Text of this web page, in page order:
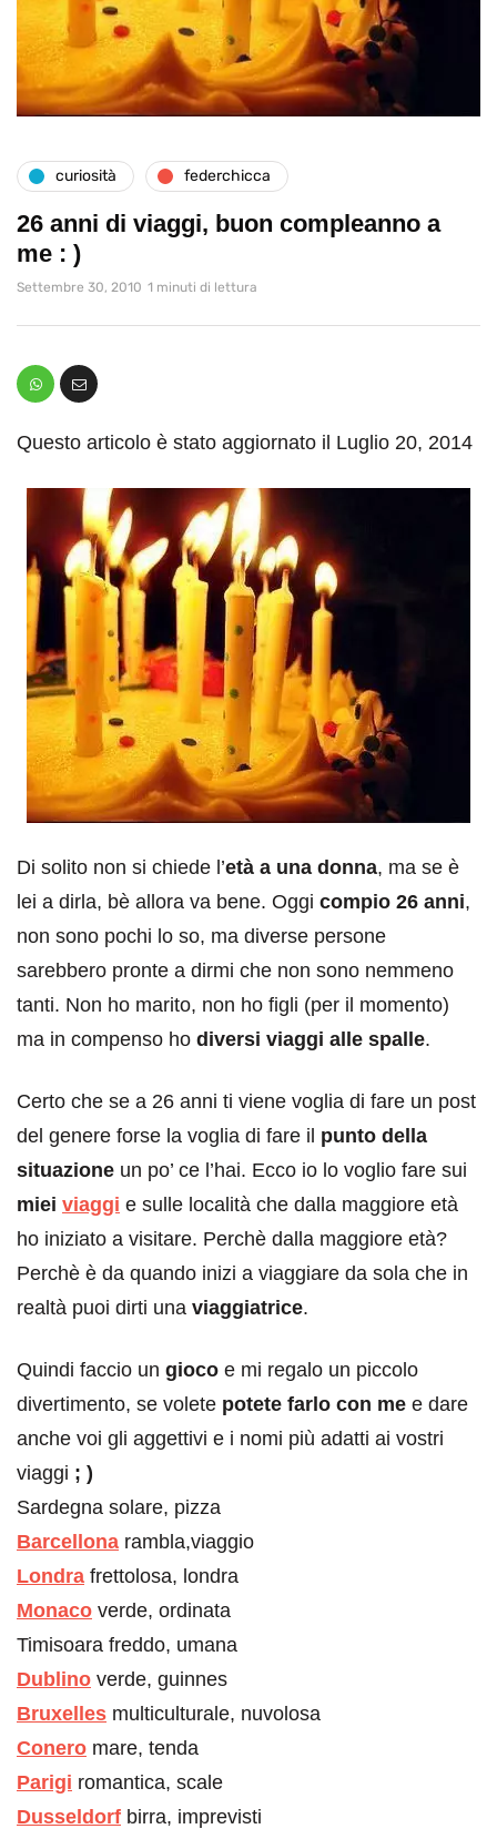
curiosità federchicca
26 anni di viaggi, buon compleanno a
me : )
Settembre 30, 2010 1 minuti di lettura
Questo articolo è stato aggiornato il Luglio 20, 2014
Di solito non si chiede l’età a una donna, ma se è
lei a dirla, bè allora va bene. Oggi compio 26 anni,
non sono pochi lo so, ma diverse persone
sarebbero pronte a dirmi che non sono nemmeno
tanti. Non ho marito, non ho figli (per il momento)
ma in compenso ho diversi viaggi alle spalle.
Certo che se a 26 anni ti viene voglia di fare un post
del genere forse la voglia di fare il punto della
situazione un po’ ce l’hai. Ecco io lo voglio fare sui
miei viaggi e sulle località che dalla maggiore età
ho iniziato a visitare. Perchè dalla maggiore età?
Perchè è da quando inizi a viaggiare da sola che in
realtà puoi dirti una viaggiatrice.
Quindi faccio un gioco e mi regalo un piccolo
divertimento, se volete potete farlo con me e dare
anche voi gli aggettivi e i nomi più adatti ai vostri
viaggi ; )
Sardegna solare, pizza
Barcellona rambla,viaggio
Londra frettolosa, londra
Monaco verde, ordinata
Timisoara freddo, umana
Dublino verde, guinnes
Bruxelles multiculturale, nuvolosa
Conero mare, tenda
Parigi romantica, scale
Dusseldorf birra, imprevisti